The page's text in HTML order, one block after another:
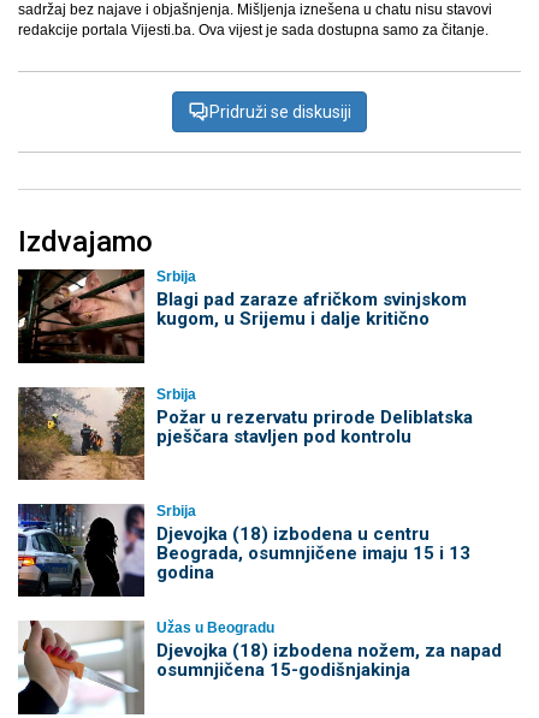
sadržaj bez najave i objašnjenja. Mišljenja iznešena u chatu nisu stavovi
redakcije portala Vijesti.ba. Ova vijest je sada dostupna samo za čitanje.
Pridruži se diskusiji
Izdvajamo
Srbija
Blagi pad zaraze afričkom svinjskom
kugom, u Srijemu i dalje kritično
Srbija
Požar u rezervatu prirode Deliblatska
pješčara stavljen pod kontrolu
Srbija
Djevojka (18) izbodena u centru
Beograda, osumnjičene imaju 15 i 13
godina
Užas u Beogradu
Djevojka (18) izbodena nožem, za napad
osumnjičena 15-godišnjakinja